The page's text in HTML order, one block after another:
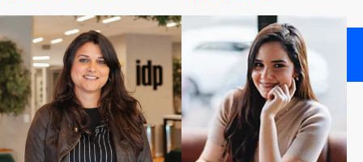
MARÍLIA
F.
DE
MACÊDO